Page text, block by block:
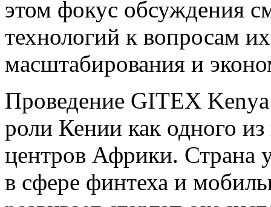
этом фокус обсуждения
технологий к вопросам
масштабирования и
Проведение GITEX
роли Кении как одного
центров Африки. Страна
в сфере финтеха и